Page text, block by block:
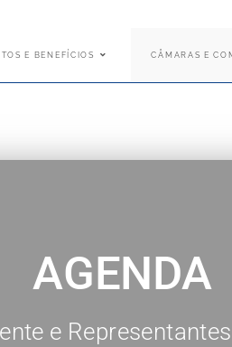
E BENEFÍCIOS CÂMARAS E
AGENDA
e